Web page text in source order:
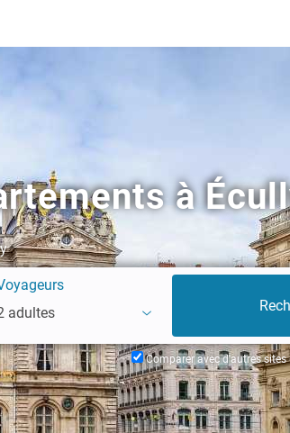
à
adultes
Comparer avec d'autres sites